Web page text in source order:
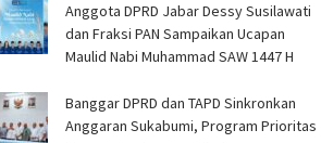
Anggota DPRD Jabar Dessy Susilawati
dan Fraksi PAN Sampaikan Ucapan
Maulid Nabi Muhammad SAW 1447 H
Banggar DPRD dan TAPD Sinkronkan
Anggaran Sukabumi, Program Prioritas